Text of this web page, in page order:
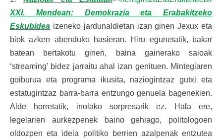
XXI. Mendean: Demokrazia eta Erabakitzeko
Eskubidea izeneko jardunaldietan izan ginen Jexux eta
biok azken abenduko hasieran. Hiru egunetatik, bakar
batean bertakotu ginen, baina gainerako saioak
‘streaming’ bidez jarraitu ahal izan genituen. Mintegiaren
goiburua eta programa ikusita, naziogintzaz gutxi eta
estatugintzaz barra-barra entzungo genuela bagenekien.
Alde horretatik, inolako sorpresarik ez. Hala ere,
legelarien aurkezpenek baino gehiago, politologoen
oldozpen eta ideia politiko berrien azalpenak entzutea